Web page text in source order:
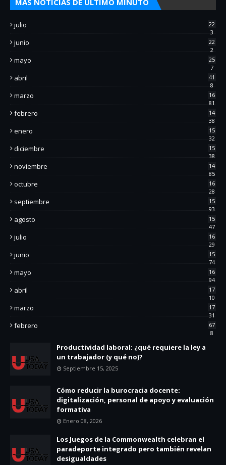
julio
22
3
junio
22
2
mayo
25
7
abril
41
8
marzo
16
81
febrero
14
38
enero
15
32
diciembre
15
38
noviembre
14
85
octubre
16
28
septiembre
15
93
agosto
15
47
julio
16
29
junio
15
74
mayo
16
94
abril
17
10
marzo
17
31
febrero
67
8
Productividad laboral: ¿qué requiere la ley a
un trabajador (y qué no)?
Septiembre 15, 2025
Cómo reducir la burocracia docente:
digitalización, personal de apoyo y evaluación
formativa
Enero 08, 2026
Los Juegos de la Commonwealth celebran el
paradeporte integrado pero también revelan
desigualdades